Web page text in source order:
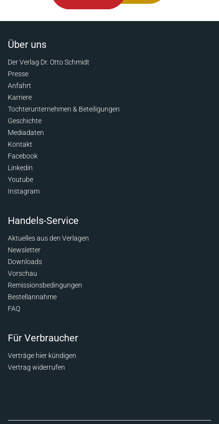
Über uns
Der Verlag Dr. Otto Schmidt
Presse
Anfahrt
Karriere
Tochterunternehmen & Beteiligungen
Geschichte
Mediadaten
Kontakt
Facebook
Linkedin
Youtube
Instagram
Handels-Service
Aktuelles aus den Verlagen
Newsletter
Downloads
Vorschau
Remissionsbedingungen
Bestellannahme
FAQ
Für Verbraucher
Verträge hier kündigen
Vertrag widerrufen